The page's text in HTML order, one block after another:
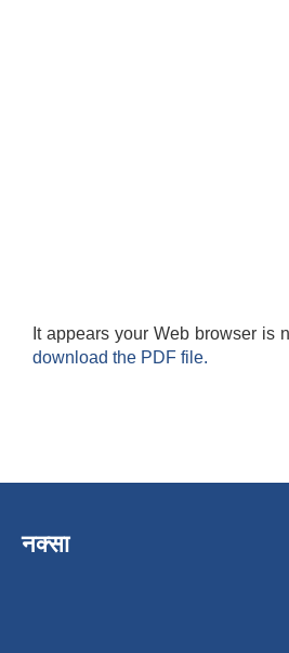
It appears your Web browser
download the PDF file.
नक्सा